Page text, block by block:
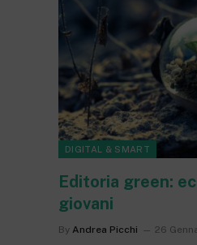
DIGITAL & SMART
Editoria green:
giovani
By Andrea Picchi 26